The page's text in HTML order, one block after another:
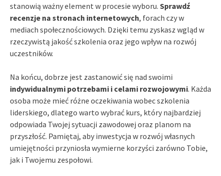
stanowią ważny element w procesie wyboru. Sprawdź
recenzje na stronach internetowych, forach czy w
mediach społecznościowych. Dzięki temu zyskasz wgląd w
rzeczywistą jakość szkolenia oraz jego wpływ na rozwój
uczestników.
Na końcu, dobrze jest zastanowić się nad swoimi
indywidualnymi potrzebami i celami rozwojowymi. Każda
osoba może mieć różne oczekiwania wobec szkolenia
liderskiego, dlatego warto wybrać kurs, który najbardziej
odpowiada Twojej sytuacji zawodowej oraz planom na
przyszłość. Pamiętaj, aby inwestycja w rozwój własnych
umiejętności przyniosła wymierne korzyści zarówno Tobie,
jak i Twojemu zespołowi.